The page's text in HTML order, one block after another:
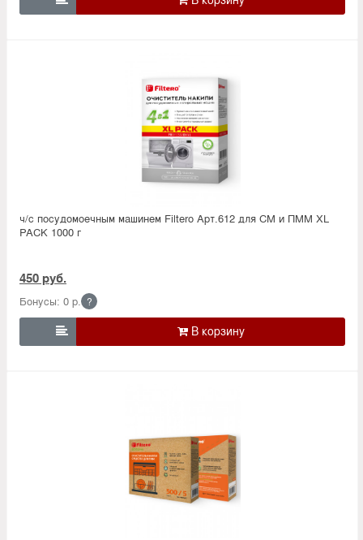
ч/с посудомоечным машинем Filtero Арт.612 для СМ и ПММ XL
PACK 1000 г
450 руб.
Бонусы: 0 р. ?
